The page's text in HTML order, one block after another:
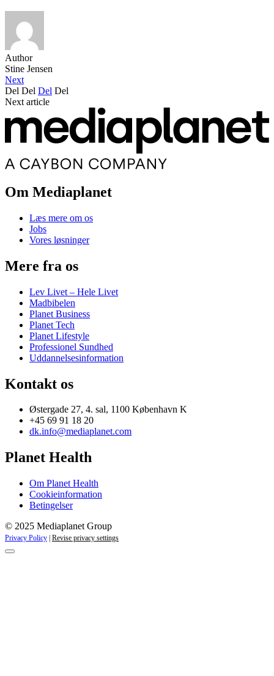
Author
Stine Jensen
Next
Del Del Del Del
Next article
Om Mediaplanet
Læs mere om os
Jobs
Vores løsninger
Mere fra os
Lev Livet – Hele Livet
Madbibelen
Planet Business
Planet Tech
Planet Lifestyle
Professionel Sundhed
Uddannelsesinformation
Kontakt os
Østergade 27, 4. sal, 1100 København K
+45 69 91 18 20
dk.info@mediaplanet.com
Planet Health
Om Planet Health
Cookieinformation
Betingelser
© 2025 Mediaplanet Group
Privacy Policy Revise privacy settings